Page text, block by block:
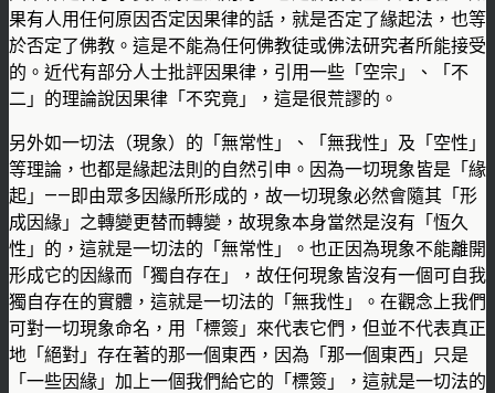
果有人用任何原因否定因果律的話，就是否定了緣起法，也等
於否定了佛教。這是不能為任何佛教徒或佛法研究者所能接受
的。近代有部分人士批評因果律，引用一些「空宗」、「不
二」的理論說因果律「不究竟」，這是很荒謬的。
另外如一切法（現象）的「無常性」、「無我性」及「空性」
等理論，也都是緣起法則的自然引申。因為一切現象皆是「緣
起」——即由眾多因緣所形成的，故一切現象必然會隨其「形
成因緣」之轉變更替而轉變，故現象本身當然是沒有「恆久
性」的，這就是一切法的「無常性」。也正因為現象不能離開
形成它的因緣而「獨自存在」，故任何現象皆沒有一個可自我
獨自存在的實體，這就是一切法的「無我性」。在觀念上我們
可對一切現象命名，用「標簽」來代表它們，但並不代表真正
地「絕對」存在著的那一個東西，因為「那一個東西」只是
「一些因緣」加上一個我們給它的「標簽」，這就是一切法的